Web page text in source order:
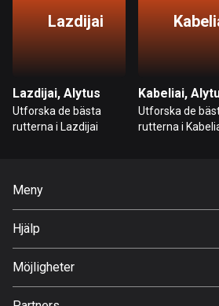
Bangladesh
15 rutter
Belarus
17 rutter
Bhutan
Lazdijai
Lazdijai, Alytus
Utforska de bästa
rutterna i Lazdijai
Kabeliai,
Utforska de
rutterna i
Meny
Hem
Premium
Om Oss
Hjälp
FAQ
Möjligheter
Jobb